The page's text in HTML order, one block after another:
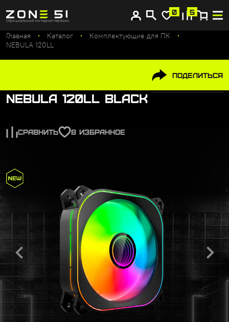
Официальный интернет-магазин
0 5
Купите сейчас, платите потом
Главная Каталог
Комплектующие для ПК
NEBULA 120LL
Поделиться
NEBULA 120LL Black
СРАВНИТЬ В ИЗБРАННОЕ